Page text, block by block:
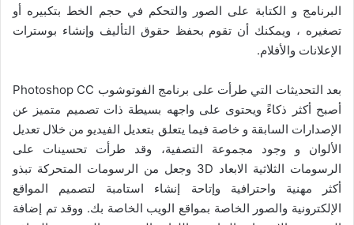
البرنامج و الكتابة على الصور والتحكم في حجم الخط بتكبيره أو
تصغيره ، ويمكنك أن تقوم بحفظ حقوق التأليف وإنشاء بوسترات
الإعلانات والأفلام.
بعد التحديثات التي طرأت على برنامج الفوتوشوب Photoshop CC
أصبح أكثر ذكاءً ويحتوى على واجهه بسيطة ذات تصميم متميز عن
الإصدارات السابقة و خاصة فيما يتعلق بتعديل الفيديو من خلال تعديل
الألوان و وجود مجموعة التصفية، وقد طرأت تحسينات على
الرسومات الثلاثية الابعاد 3D وجعل من الرسومات المتحركة تبذو
أكثر مهنية واحترافية وإتاحة إنشاء استامبة لتصميم المواقع
الإلكترونية والصور الخاصة بمواقع الويب الخاصة بك. ووقد تم إضافة